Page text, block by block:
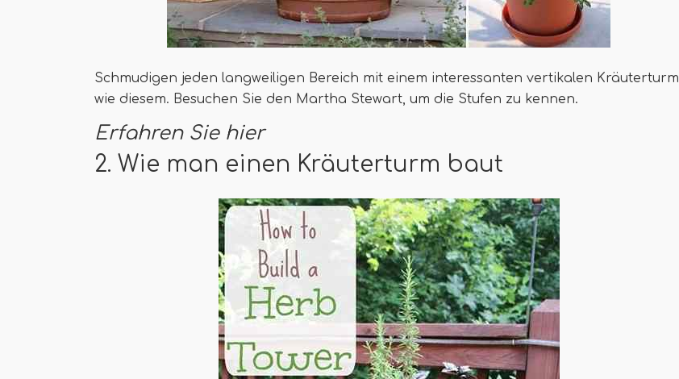
Schmudigen jeden langweiligen Bereich mit einem interessanten vertikalen Kräuterturm
wie diesem. Besuchen Sie den Martha Stewart, um die Stufen zu kennen.
Erfahren Sie hier
2. Wie man einen Kräuterturm baut